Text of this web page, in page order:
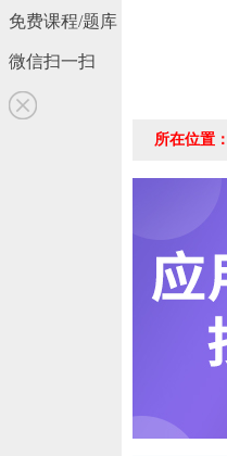
免费课程/题库
微信扫一扫
所在位置：